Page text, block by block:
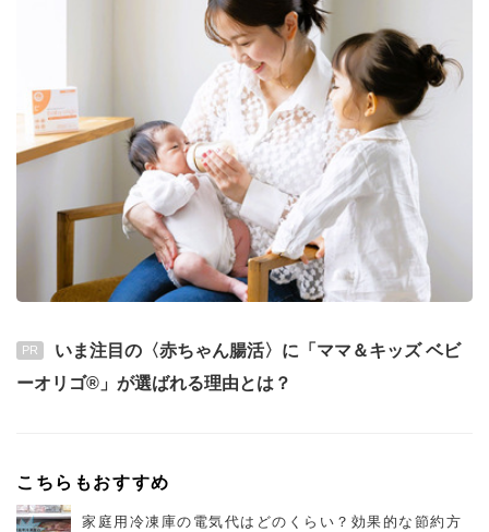
PR
いま注目の〈赤ちゃん腸活〉に「ママ＆キッズ ベビ
ーオリゴ®」が選ばれる理由とは？
こちらもおすすめ
家庭用冷凍庫の電気代はどのくらい？効果的な節約方